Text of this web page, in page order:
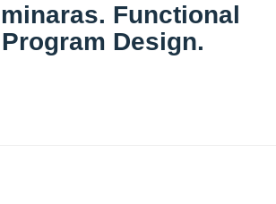
Functional
Design.